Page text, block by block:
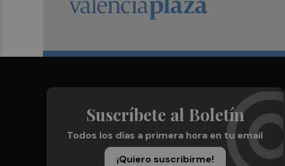
Suscríbete al Boletín
Todos los días a primera hora en tu email
¡Quiero suscribirme!